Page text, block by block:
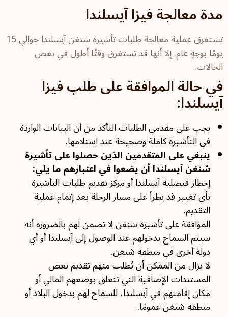
مدة معالجة فيزا آيسلندا
تستغرق عملية معالجة طلبات تأشيرة شنغن آيسلندا حوالي 15
يومًا بوجهٍ عام. إلا أنها قد تستغرق وقتًا أطول في بعض
الحالات.
في حالة الموافقة على طلب فيزا
آيسلندا:
يجب على مقدمي الطلبات التأكد من أن البيانات الواردة
في التأشيرة كاملة وصحيحة عند استلامها.
ينبغي على المتقدمين الذين حصلوا على تأشيرة
شنغن آيسلندا أن يضعوا في اعتبارهم ما يلي:
إخطار قنصلية آيسلندا أو مركز تقديم طلبات التأشيرة
بأي تغيير قد يطرأ على مسار الرحلة بعد إتمام عملية
التقديم.
الموافقة على تأشيرة شنغن لا تضمن لهم بالضرورة أنه
سيتم السماح بدخولهم عند الوصول إلى آيسلندا أو أي
دولة أخرى في منطقة شنغن.
لا يزال من الممكن أن يُطلب منهم تقديم بعض
المستندات الإضافية التي تتعلق بوضعهم المالي أو
مكان إقامتهم في آيسلندا، للسماح لهم بدخول البلاد أو
منطقة شنغن عمومًا.